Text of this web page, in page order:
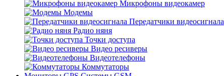
Микрофоны видеокамер
Модемы
Передатчики видеосигнала
Радио няня
Точки доступа
Видео ресиверы
Видеотелефоны
Коммутаторы